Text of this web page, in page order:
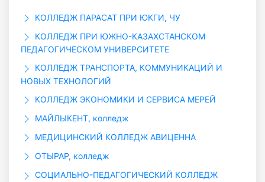
КОЛЛЕДЖ ПАРАСАТ ПРИ ЮКГИ, ЧУ
КОЛЛЕДЖ ПРИ ЮЖНО-КАЗАХСТАНСКОМ
ПЕДАГОГИЧЕСКОМ УНИВЕРСИТЕТЕ
КОЛЛЕДЖ ТРАНСПОРТА, КОММУНИКАЦИЙ И
НОВЫХ ТЕХНОЛОГИЙ
КОЛЛЕДЖ ЭКОНОМИКИ И СЕРВИСА МЕРЕЙ
МАЙЛЫКЕНТ, колледж
МЕДИЦИНСКИЙ КОЛЛЕДЖ АВИЦЕННА
ОТЫРАР, колледж
СОЦИАЛЬНО-ПЕДАГОГИЧЕСКИЙ КОЛЛЕДЖ